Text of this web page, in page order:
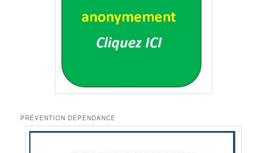
PRÉVENTION DÉPENDANCE